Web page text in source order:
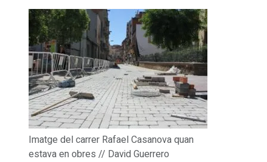
Imatge del carrer Rafael Casanova quan
estava en obres // David Guerrero